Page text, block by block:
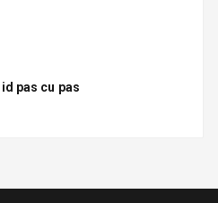
pas cu pas